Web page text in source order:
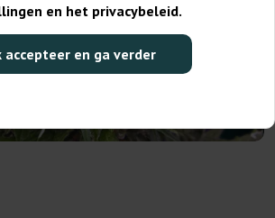
en het privacybeleid.
accepteer en ga verder